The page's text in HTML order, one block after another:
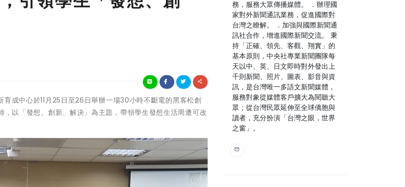
成中心於11月25日至26日舉辦一場30小時不斷電的黑客松創
以「發想、創新、解決」為主題，帶領學生發想生活周遭可改
務，服務大眾傳播媒體。 ．辦理國
家對外新聞通訊業務，促進國際對
台灣之瞭解。 ．加強與國際新聞通
訊社合作，增進國際新聞交流。 秉
持「正確、領先、客觀、翔實」的
基本原則，中央社專業新聞團隊每
天以中、英、日文即時對外發出上
千則新聞、照片、圖表、影音與資
訊，是台灣唯一多語文新聞媒體，
服務對象從媒體客戶擴大為閱聽大
眾；從台灣民眾延伸至全球僑胞與
讀者，充分扮演「台灣之眼，世界
之窗」。